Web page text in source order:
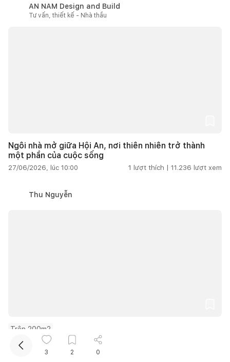
AN NAM Design and Build
Tư vấn, thiết kế - Nhà thầu
Ngôi nhà mở giữa Hội An, nơi thiên nhiên trở thành
một phần của cuộc sống
27/06/2026, lúc 10:00 1 lượt thích | 11.236 lượt xem
Thu Nguyễn
Trên 200m2
Cải tạo nhà 300 năm tuổi thành không gian sống hiện
đại giữa thiên nhiên
3 2 0